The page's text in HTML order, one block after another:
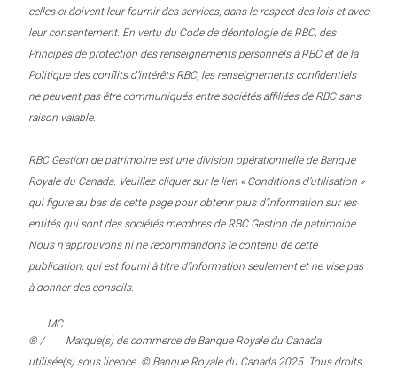
celles-ci doivent leur fournir des services, dans le respect des lois et avec
leur consentement. En vertu du Code de déontologie de RBC, des
Principes de protection des renseignements personnels à RBC et de la
Politique des conflits d’intérêts RBC, les renseignements confidentiels
ne peuvent pas être communiqués entre sociétés affiliées de RBC sans
raison valable.
RBC Gestion de patrimoine est une division opérationnelle de Banque
Royale du Canada. Veuillez cliquer sur le lien « Conditions d’utilisation »
qui figure au bas de cette page pour obtenir plus d’information sur les
entités qui sont des sociétés membres de RBC Gestion de patrimoine.
Nous n’approuvons ni ne recommandons le contenu de cette
publication, qui est fourni à titre d’information seulement et ne vise pas
à donner des conseils.
® /
MC
Marque(s) de commerce de Banque Royale du Canada
utilisée(s) sous licence. © Banque Royale du Canada 2025. Tous droits